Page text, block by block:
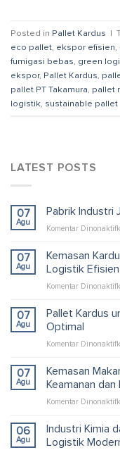
Posted in Pallet Kardus |
eco pallet, ekspor efisien,
fumigasi bebas, green
ekspor, Pallet Kardus,
pallet PT Takamura, pallet
logistik, sustainable pallet
LATEST POSTS
07
Agu
Pabrik Industri
Komentar
07
Agu
Kemasan
Logistik Efisien
Komentar
07
Agu
Pallet Kardus
Optimal
Komentar
07
Agu
Kemasan
Keamanan
Komentar
06
Agu
Industri Kimia
Logistik